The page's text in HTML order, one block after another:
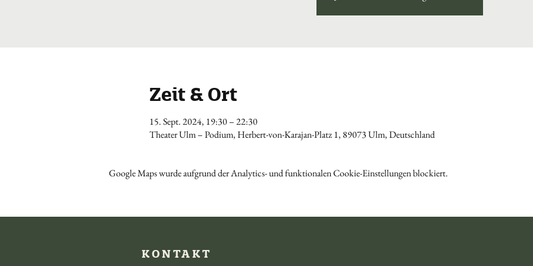
Zeit & Ort
15. Sept. 2024, 19:30 – 22:30
Theater Ulm – Podium, Herbert-von-Karajan-Platz 1, 89073 Ulm, Deutschland
Google Maps wurde aufgrund der Analytics- und funktionalen Cookie-Einstellungen blockiert.
KONTAKT